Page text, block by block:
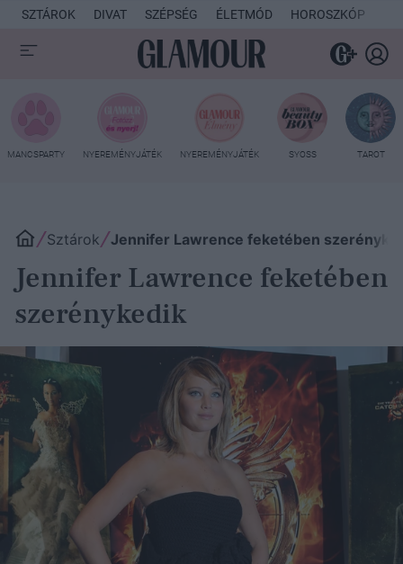
SZTÁROK DIVAT SZÉPSÉG ÉLETMÓD HOROSZKÓP
MANCSPARTY NYEREMÉNYJÁTÉK NYEREMÉNYJÁTÉK SYOSS TAROT
Sztárok Jennifer Lawrence feketében
Jennifer Lawrence feketében
szerénykedik